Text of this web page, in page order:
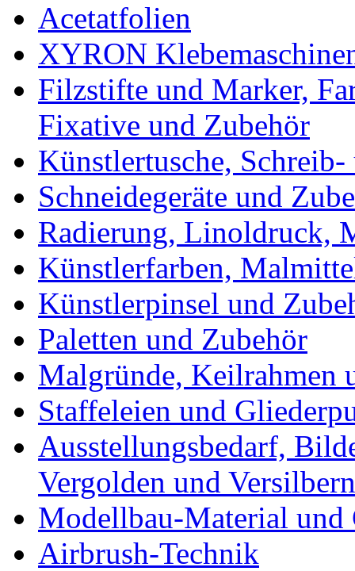
Acetatfolien
XYRON
Filzstifte und Marker,
Fixative und Zubehör
Künstlertusche,
Schneidegeräte und
Radierung, Linoldruck,
Künstlerfarben,
Künstlerpinsel und
Paletten und Zubehör
Malgründe, Keilrahmen
Staffeleien und
Ausstellungsbedarf,
Vergolden und Versilbern
Modellbau-Material und
Airbrush-Technik